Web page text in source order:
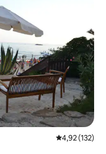
4,92 de uma
4,92 (132)